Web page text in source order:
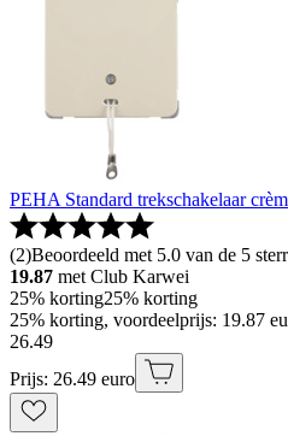
PEHA Standard trekschakelaar
(2)Beoordeeld met 5.0 van de 5
19.87 met Club Karwei
25% korting25% korting
25% korting, voordeelprijs: 19.87
26.49
Prijs: 26.49 euro